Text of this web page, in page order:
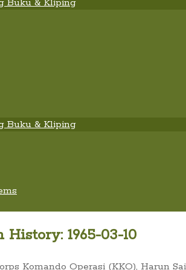
Buku & Kliping
Buku & Kliping
1965-03-10
Komando Operasi (KKO), Harun